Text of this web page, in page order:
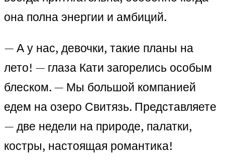
она полна энергии и амбиций.
— А у нас, девочки, такие планы на
лето! — глаза Кати загорелись особым
блеском. — Мы большой компанией
едем на озеро Свитязь. Представляете
— две недели на природе, палатки,
костры, настоящая романтика!